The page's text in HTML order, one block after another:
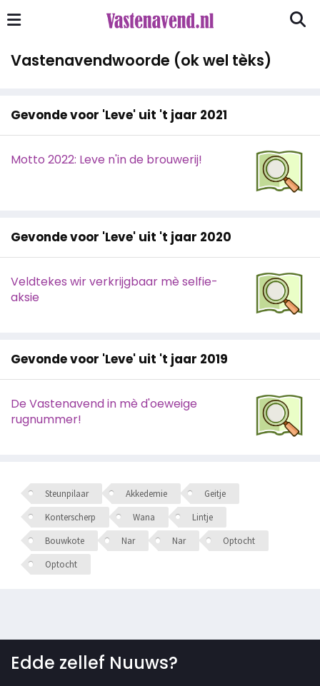
Vastenavendwoorde (ok wel tèks)
Gevonde voor 'Leve' uit 't jaar 2021
Motto 2022: Leve n'in de brouwerij!
Gevonde voor 'Leve' uit 't jaar 2020
Veldtekes wir verkrijgbaar mè selfie-
aksie
Gevonde voor 'Leve' uit 't jaar 2019
De Vastenavend in mè d'oeweige
rugnummer!
Steunpilaar Akkedemie
Geitje
Konterscherp
Wana
Lintje
Bouwkote
Nar Nar
Optocht
Optocht
Edde zellef Nuuws?